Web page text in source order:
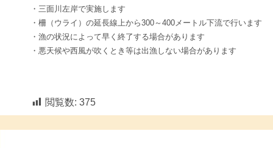
・三面川左岸で実施します
・柵（ウライ）の延長線上から300～ 400メートル下流で行います
・漁の状況によって早く終了する場合があります
・悪天候や西風が吹くとき等は出漁しない場合があります
閲覧数: 375